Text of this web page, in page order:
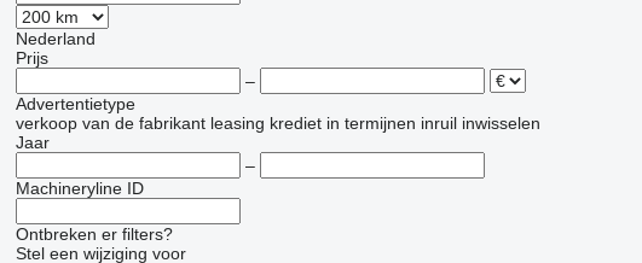
Nederland
Prijs
–
Advertentietype
verkoop van de fabrikant leasing krediet in termijnen inruil inwisselen
Jaar
–
Machineryline ID
Ontbreken er filters?
Stel een wijziging voor